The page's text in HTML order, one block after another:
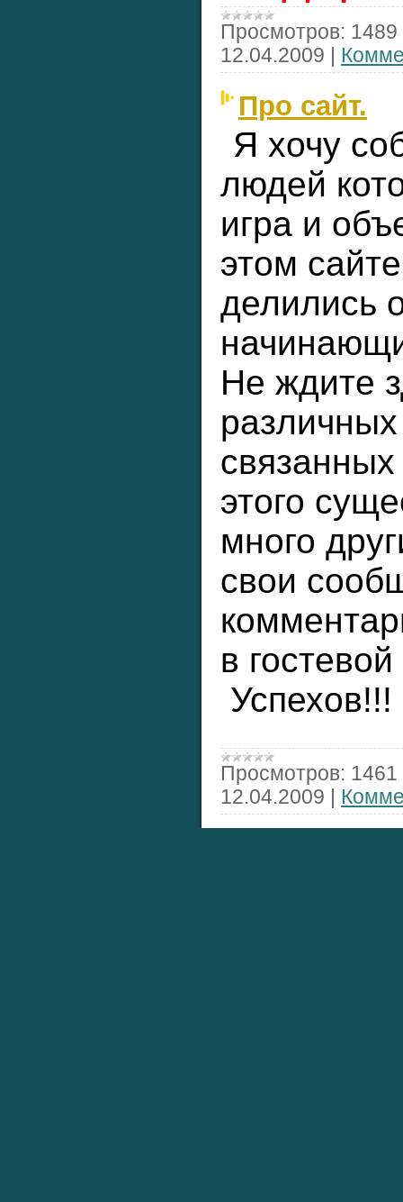
Просмотров: 1489
12.04.2009
Про сайт.
Я хочу
людей
игра и
этом
делились
Не ждите
этого
много
свои
в гостевой
Успехов!!!
Просмотров: 1461
12.04.2009